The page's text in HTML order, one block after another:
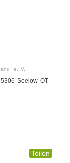
e. V.
Seelow OT
Teilen